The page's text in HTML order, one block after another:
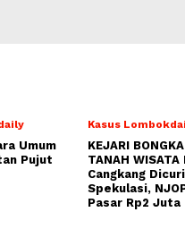
Umum
Pujut
Kasus
KEJARI
TANAH WISATA
Cangkang
Spekulasi,
Pasar Rp2 Juta